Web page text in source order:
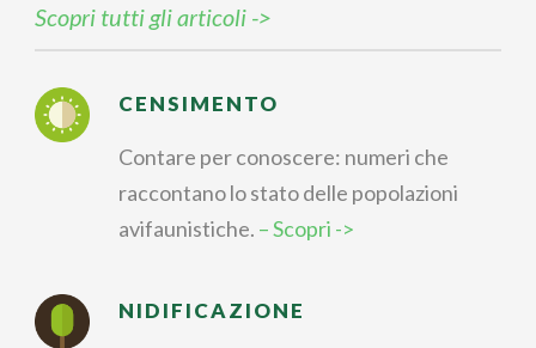
Scopri tutti gli articoli ->
CENSIMENTO
Contare per conoscere: numeri che
raccontano lo stato delle popolazioni
avifaunistiche. – Scopri ->
NIDIFICAZIONE